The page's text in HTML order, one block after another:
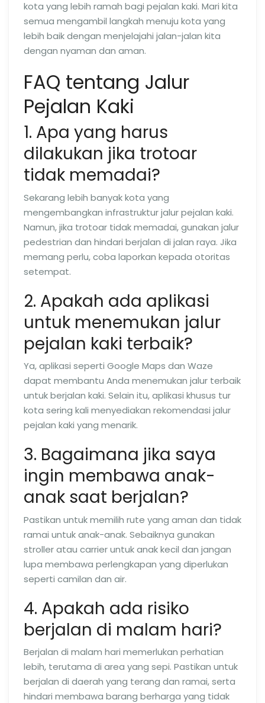
kota yang lebih ramah bagi pejalan kaki. Mari kita
semua mengambil langkah menuju kota yang
lebih baik dengan menjelajahi jalan-jalan kita
dengan nyaman dan aman.
FAQ tentang Jalur
Pejalan Kaki
1. Apa yang harus
dilakukan jika trotoar
tidak memadai?
Sekarang lebih banyak kota yang
mengembangkan infrastruktur jalur pejalan kaki.
Namun, jika trotoar tidak memadai, gunakan jalur
pedestrian dan hindari berjalan di jalan raya. Jika
memang perlu, coba laporkan kepada otoritas
setempat.
2. Apakah ada aplikasi
untuk menemukan jalur
pejalan kaki terbaik?
Ya, aplikasi seperti Google Maps dan Waze
dapat membantu Anda menemukan jalur terbaik
untuk berjalan kaki. Selain itu, aplikasi khusus tur
kota sering kali menyediakan rekomendasi jalur
pejalan kaki yang menarik.
3. Bagaimana jika saya
ingin membawa anak-
anak saat berjalan?
Pastikan untuk memilih rute yang aman dan tidak
ramai untuk anak-anak. Sebaiknya gunakan
stroller atau carrier untuk anak kecil dan jangan
lupa membawa perlengkapan yang diperlukan
seperti camilan dan air.
4. Apakah ada risiko
berjalan di malam hari?
Berjalan di malam hari memerlukan perhatian
lebih, terutama di area yang sepi. Pastikan untuk
berjalan di daerah yang terang dan ramai, serta
hindari membawa barang berharga yang tidak